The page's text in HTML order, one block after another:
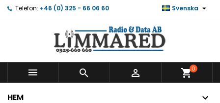
Telefon: +46 (0) 325 - 66 06 60 Svenska 
   shopping_cart0
HEM